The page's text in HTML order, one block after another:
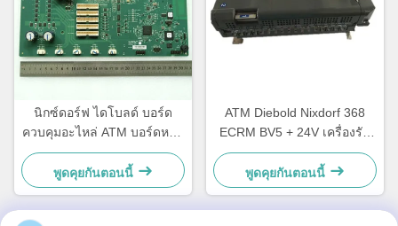
นิกซ์ดอร์ฟ ไดโบลด์ บอร์ด
ควบคุมอะไหล่ ATM บอร์ดหลัก
CCA Discovery
49242480000B
พูดคุยกันตอนนี้
ATM Diebold Nixdorf 368
ECRM BV5 + 24V เครื่องรับ
บิล เครื่องรับรองอะไหล่
49238415000A
พูดคุยกันตอนนี้